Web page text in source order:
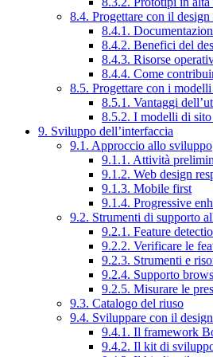
8.4. Progettare con il design
8.4.1.
8.4.2. Benefici del
8.4.3. Risorse
8.4.4. Come
8.5. Progettare con i
8.5.1. Vantaggi
8.5.2. I modelli di
9. Sviluppo dell’interfaccia
9.1. Approccio allo sviluppo
9.1.1. Attività
9.1.2. Web design
9.1.3. Mobile first
9.1.4. Progressive
9.2. Strumenti di supporto
9.2.1. Feature
9.2.2. Verificare le
9.2.3. Strumenti e
9.2.4. Supporto
9.2.5. Misurare le
9.3. Catalogo del riuso
9.4. Sviluppare con il
9.4.1. Il framework
9.4.2. Il kit di